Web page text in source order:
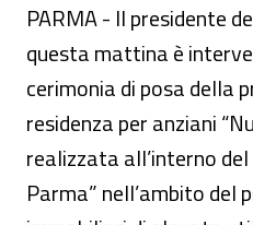
PARMA - Il presidente
questa mattina è
cerimonia di posa della
residenza per anziani
realizzata all’interno
Parma” nell’ambito del